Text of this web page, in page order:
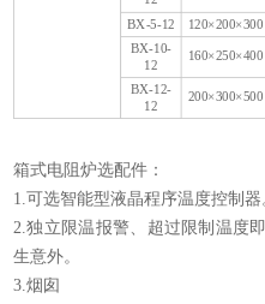
BX-5-12 120×200×300
BX-10-
12
160×250×400
BX-12-
12
200×300×500
箱式电阻炉选配件：
1.可选智能型液晶程序温度控制器
2.独立限温报警、超过限制温度
生意外。
3.烟囱